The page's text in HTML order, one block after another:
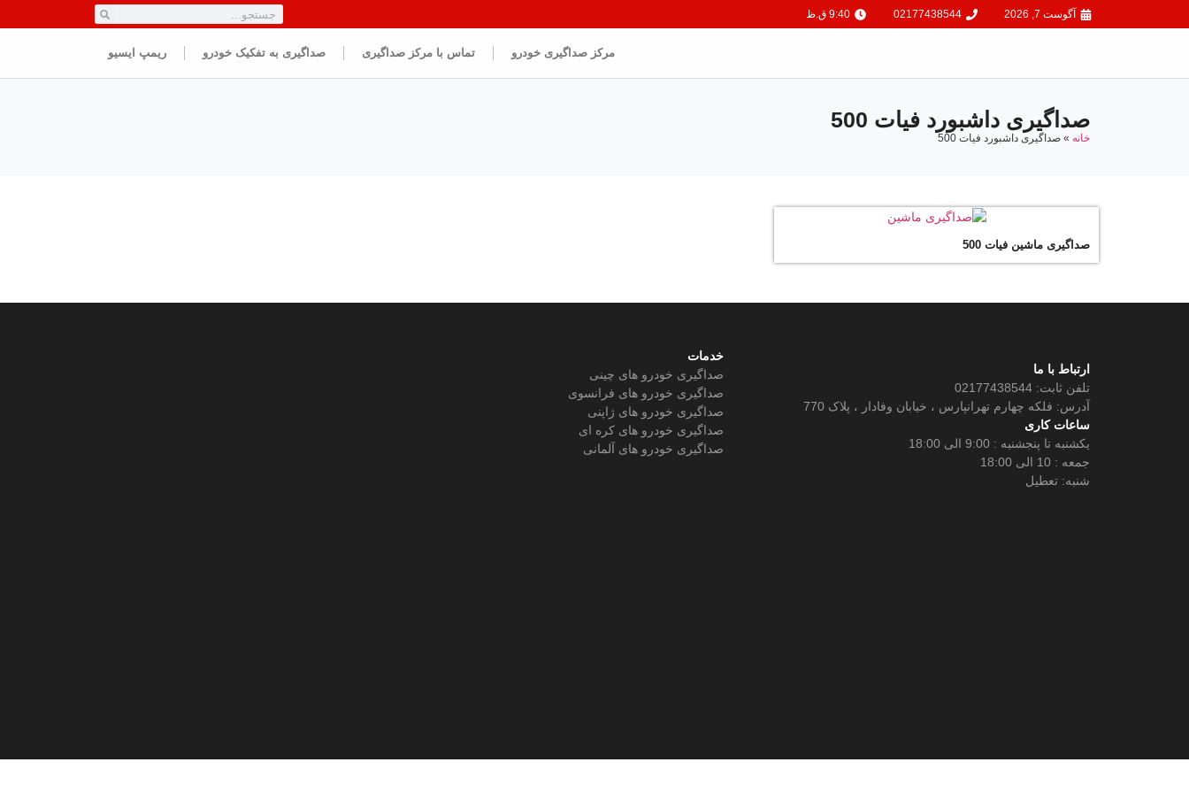
آگوست 7, 2026 02177438544 9:40 ق.ظ
مرکز صداگیری خودرو تماس با مرکز صداگیری صداگیری به تفکیک خودرو ریمپ ایسیو
صداگیری داشبورد فیات 500
خانه » صداگیری داشبورد فیات 500
صداگیری ماشین فیات 500
ارتباط با ما
تلفن ثابت: 02177438544
آدرس: فلکه چهارم تهرانپارس ، خیابان وفادار ، پلاک 770
ساعات کاری
یکشنبه تا پنجشنبه : 9:00 الی 18:00
جمعه : 10 الی 18:00
شنبه: تعطیل
خدمات
صداگیری خودرو های چینی
صداگیری خودرو های فرانسوی
صداگیری خودرو های ژاپنی
صداگیری خودرو های کره ای
صداگیری خودرو های آلمانی